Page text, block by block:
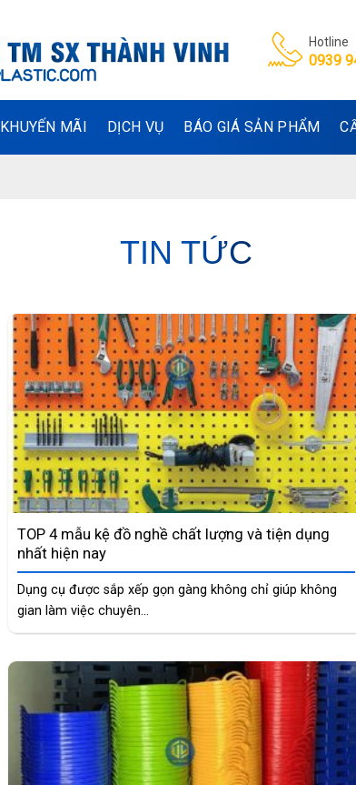
Hotline
0939
KHUYẾN MÃI DỊCH VỤ BÁO GIÁ SẢN PHẨM
TIN TỨC
TOP 4 mẫu kệ đồ nghề chất lượng và tiện dụng
nhất hiện nay
Dụng cụ được sắp xếp gọn gàng không chỉ giúp không
gian làm việc chuyên...